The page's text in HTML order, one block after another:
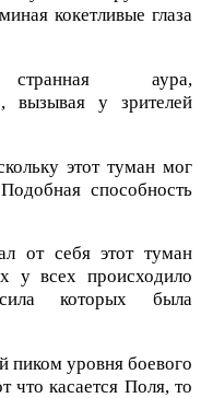
кокетливые глаза
аура,
вызывая у зрителей
этот туман мог
способность
от себя этот туман
у всех происходило
которых была
пиком уровня боевого
что касается Поля, то